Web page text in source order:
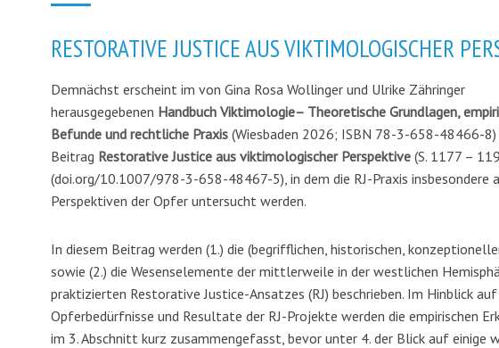
RESTORATIVE JUSTICE AUS VIKTIMOLOGISCHER
Demnächst erscheint im von Gina Rosa Wollinger und Ulrike Zähringer
herausgegebenen Handbuch Viktimologie– Theoretische Grundlagen,
Befunde und rechtliche Praxis (Wiesbaden 2026; ISBN 78-3-658-48466-8)
Beitrag Restorative Justice aus viktimologischer Perspektive (S. 1177 –
(doi.org/10.1007/978-3-658-48467-5), in dem die RJ-Praxis insbesondere
Perspektiven der Opfer untersucht werden.
In diesem Beitrag werden (1.) die (begrifflichen, historischen,
sowie (2.) die Wesenselemente der mittlerweile in der westlichen
praktizierten Restorative Justice-Ansatzes (RJ) beschrieben. Im Hinblick auf
Opferbedürfnisse und Resultate der RJ-Projekte werden die empirischen
im 3. Abschnitt kurz zusammengefasst, bevor unter 4. der Blick auf einige